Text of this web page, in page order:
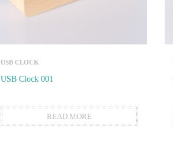
USB CLOCK
USB Clock 001
READ MORE